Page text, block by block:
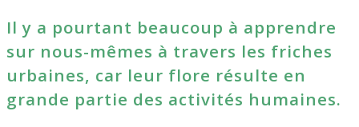
Il y a pourtant beaucoup à apprendre
sur nous-mêmes à travers les friches
urbaines, car leur flore résulte en
grande partie des activités humaines.